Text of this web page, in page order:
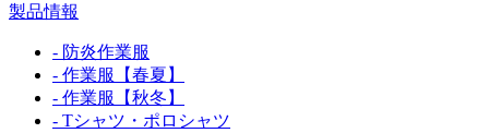
製品情報
- 防炎作業服
- 作業服【春夏】
- 作業服【秋冬】
- Tシャツ・ポロシャツ